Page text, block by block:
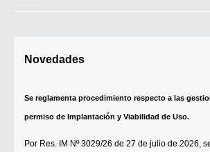
Novedades
Se reglamenta procedimiento respecto a las
permiso de Implantación y Viabilidad de Uso.
Por Res. IM Nº 3029/26 de 27 de julio de 2026,